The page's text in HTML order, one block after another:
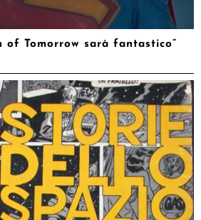
of Tomorrow sarà fantastico”